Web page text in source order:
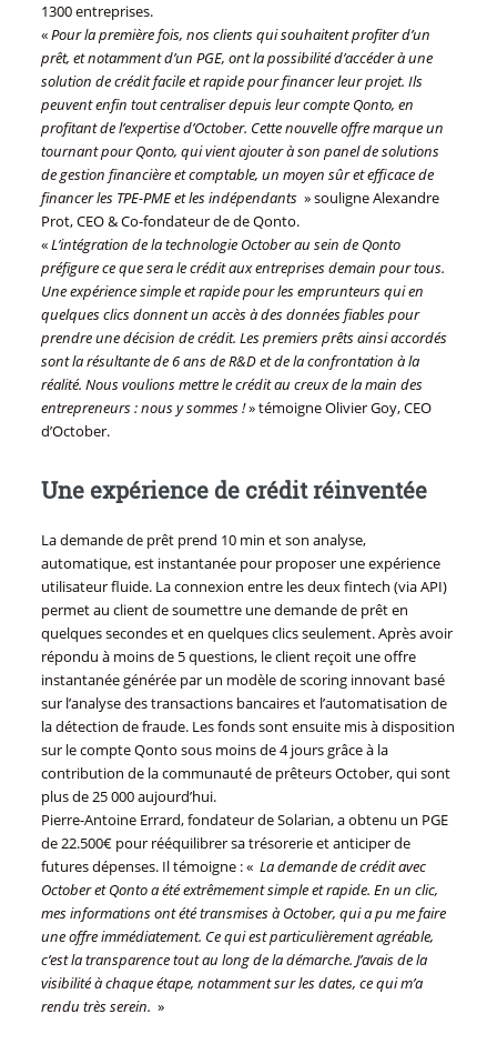
1300 entreprises.
«Pour la première fois, nos clients qui souhaitent profiter d’un
prêt, et notamment d’un PGE, ont la possibilité d’accéder à une
solution de crédit facile et rapide pour financer leur projet. Ils
peuvent enfin tout centraliser depuis leur compte Qonto, en
profitant de l’expertise d’October. Cette nouvelle offre marque un
tournant pour Qonto, qui vient ajouter à son panel de solutions
de gestion financière et comptable, un moyen sûr et efficace de
financer les TPE-PME et les indépendants » souligne Alexandre
Prot, CEO & Co-fondateur de de Qonto.
«L’intégration de la technologie October au sein de Qonto
préfigure ce que sera le crédit aux entreprises demain pour tous.
Une expérience simple et rapide pour les emprunteurs qui en
quelques clics donnent un accès à des données fiables pour
prendre une décision de crédit. Les premiers prêts ainsi accordés
sont la résultante de 6 ans de R&D et de la confrontation à la
réalité. Nous voulions mettre le crédit au creux de la main des
entrepreneurs : nous y sommes !» témoigne Olivier Goy, CEO
d’October.
Une expérience de crédit réinventée
La demande de prêt prend 10 min et son analyse,
automatique, est instantanée pour proposer une expérience
utilisateur fluide. La connexion entre les deux fintech (via API)
permet au client de soumettre une demande de prêt en
quelques secondes et en quelques clics seulement. Après avoir
répondu à moins de 5 questions, le client reçoit une offre
instantanée générée par un modèle de scoring innovant basé
sur l’analyse des transactions bancaires et l’automatisation de
la détection de fraude. Les fonds sont ensuite mis à disposition
sur le compte Qonto sous moins de 4 jours grâce à la
contribution de la communauté de prêteurs October, qui sont
plus de 25 000 aujourd’hui.
Pierre-Antoine Errard, fondateur de Solarian, a obtenu un PGE
de 22.500€ pour rééquilibrer sa trésorerie et anticiper de
futures dépenses. Il témoigne : « La demande de crédit avec
October et Qonto a été extrêmement simple et rapide. En un clic,
mes informations ont été transmises à October, qui a pu me faire
une offre immédiatement. Ce qui est particulièrement agréable,
c’est la transparence tout au long de la démarche. J’avais de la
visibilité à chaque étape, notamment sur les dates, ce qui m’a
rendu très serein. »